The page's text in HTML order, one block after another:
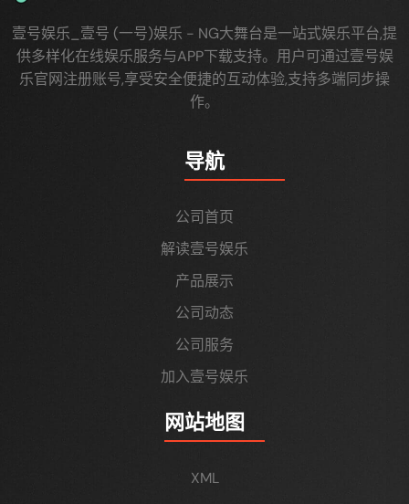
壹号娱乐_壹号 (一号)娱乐 - NG大舞台是一站式娱乐平台,提
供多样化在线娱乐服务与APP下载支持。用户可通过壹号娱
乐官网注册账号,享受安全便捷的互动体验,支持多端同步操
作。
导航
公司首页
解读壹号娱乐
产品展示
公司动态
公司服务
加入壹号娱乐
网站地图
XML